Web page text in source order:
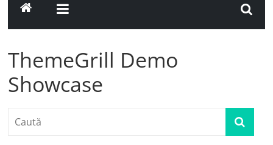
ThemeGrill Demo
Showcase